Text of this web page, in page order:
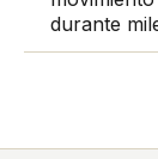
durante